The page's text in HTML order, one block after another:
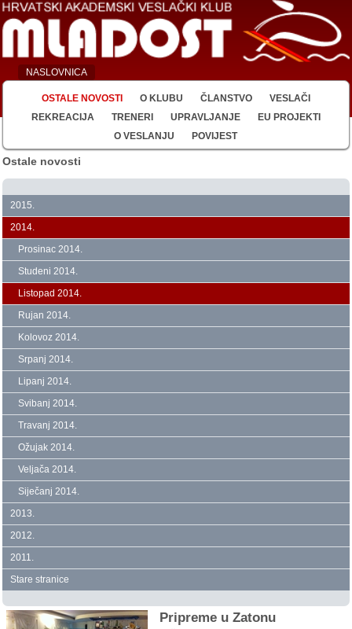
NASLOVNICA
OSTALE NOVOSTI O KLUBU ČLANSTVO
VESLAČI
REKREACIJA
TRENERI UPRAVLJANJE
EU PROJEKTI
O VESLANJU
POVIJEST
Ostale novosti
2015.
2014.
Prosinac 2014.
Studeni 2014.
Listopad 2014.
Rujan 2014.
Kolovoz 2014.
Srpanj 2014.
Lipanj 2014.
Svibanj 2014.
Travanj 2014.
Ožujak 2014.
Veljača 2014.
Siječanj 2014.
2013.
2012.
2011.
Stare stranice
Pripreme u Zatonu